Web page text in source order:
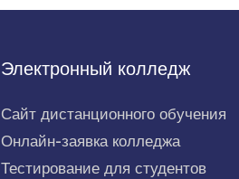
Электронный колледж
Сайт дистанционного обучения
Онлайн-заявка колледжа
Тестирование для студентов